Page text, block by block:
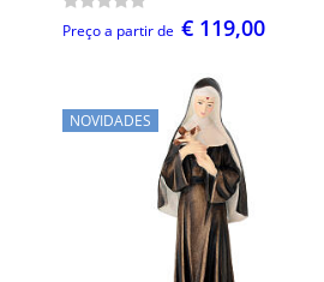
Preço a partir de € 119,00
NOVIDADES